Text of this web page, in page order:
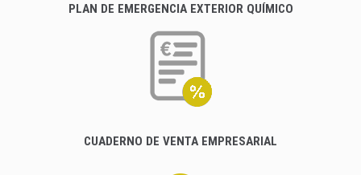
PLAN DE EMERGENCIA EXTERIOR QUÍMICO
CUADERNO DE VENTA EMPRESARIAL